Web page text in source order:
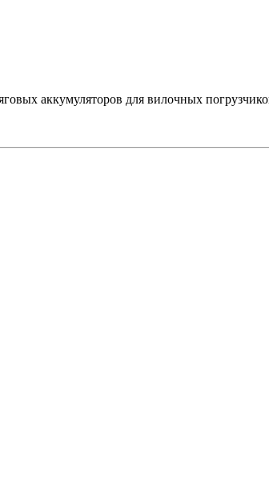
аккумуляторов для вилочных